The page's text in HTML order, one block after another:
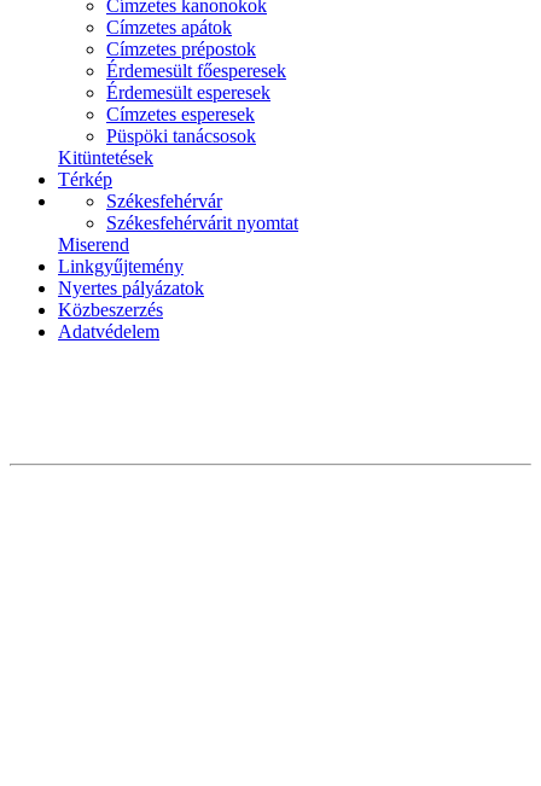
Címzetes kanonokok
Címzetes apátok
Címzetes prépostok
Érdemesült főesperesek
Érdemesült esperesek
Címzetes esperesek
Püspöki tanácsosok
Kitüntetések
Térkép
Székesfehérvár
Székesfehérvárit nyomtat
Miserend
Linkgyűjtemény
Nyertes pályázatok
Közbeszerzés
Adatvédelem